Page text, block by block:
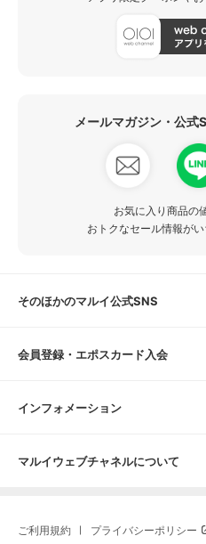
メールマガジン・公式
お気に入り商品の
おトクなセール情報が
そのほかのマルイ公式SNS
会員登録・エポスカード入会
インフォメーション
マルイウェブチャネルについて
ご利用規約 プライバシーポリシー